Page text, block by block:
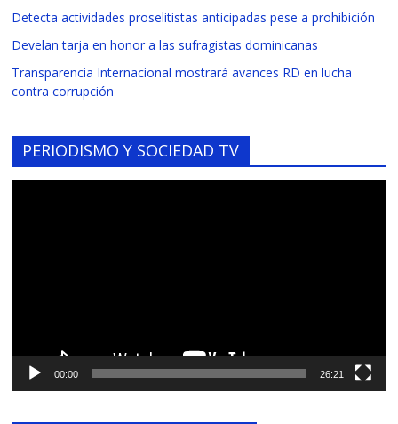
Detecta actividades proselitistas anticipadas pese a prohibición
Develan tarja en honor a las sufragistas dominicanas
Transparencia Internacional mostrará avances RD en lucha
contra corrupción
PERIODISMO Y SOCIEDAD TV
00:00 26:21